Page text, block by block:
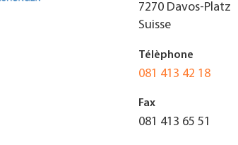
7270 Davos-Platz
Suisse
Télèphone
081 413 42 18
Fax
081 413 65 51